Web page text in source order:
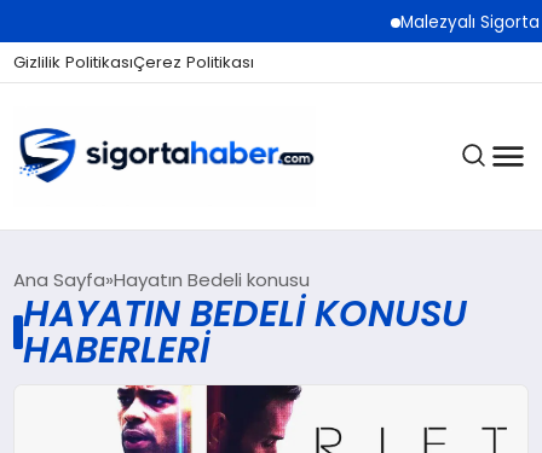
Malezyalı Sigorta
Gizlilik PolitikasıÇerez Politikası
SIGORTA
BES / HAYAT
Ana Sayfa Hayatın Bedeli konusu
HAYATIN BEDELI KONUSU
HABERLERI